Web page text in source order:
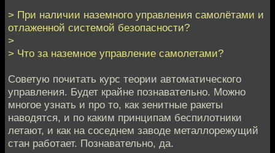
> При наличии наземного управления самолётами и
отлаженной системой безопасности?
>
> Что за наземное управление самолетами?
Советую почитать курс теории автоматического
управления. Будет крайне познавательно. Можно
многое узнать и про то, как зенитные ракеты
наводятся, и по каким принципам беспилотники
летают, и как на соседнем заводе металлорежущий
стан работает. Познавательно, да.